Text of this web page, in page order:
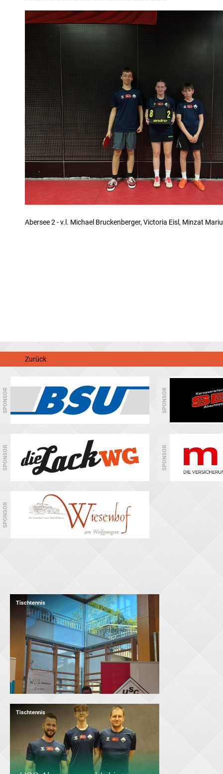
Abersee 2 - v.l. Michael Bruckenberger, Victoria Eisl, Minzat
Zurück
SPONSOR SPONSOR
SPONSOR SPONSOR
SPONSOR
Tischtennis
Tischtennis